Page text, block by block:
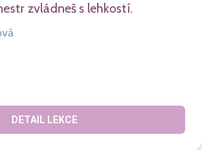
zvládneš s lehkostí.
DETAIL LEKCE